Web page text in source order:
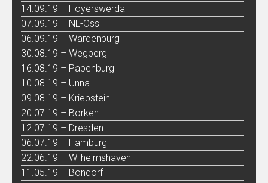
14.09.19 – Hoyerswerda
07.09.19 – NL-Oss
06.09.19 – Wardenburg
30.08.19 – Wegberg
16.08.19 – Papenburg
10.08.19 – Unna
09.08.19 – Kriebstein
20.07.19 – Borken
12.07.19 – Dresden
06.07.19 – Hamburg
22.06.19 – Wilhelmshaven
11.05.19 – Bondorf